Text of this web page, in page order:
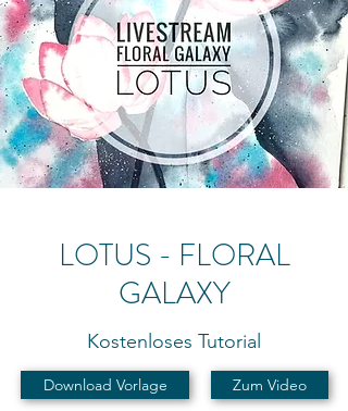
LOTUS - FLORAL
GALAXY
Kostenloses Tutorial
Download Vorlage Zum Video